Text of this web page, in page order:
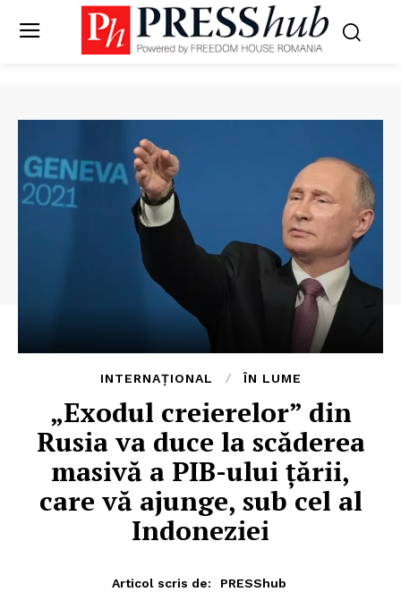
INTERNAȚIONAL ÎN LUME
„Exodul creierelor” din
Rusia va duce la scăderea
masivă a PIB-ului țării,
care vă ajunge, sub cel al
Indoneziei
Articol scris de:
PRESShub